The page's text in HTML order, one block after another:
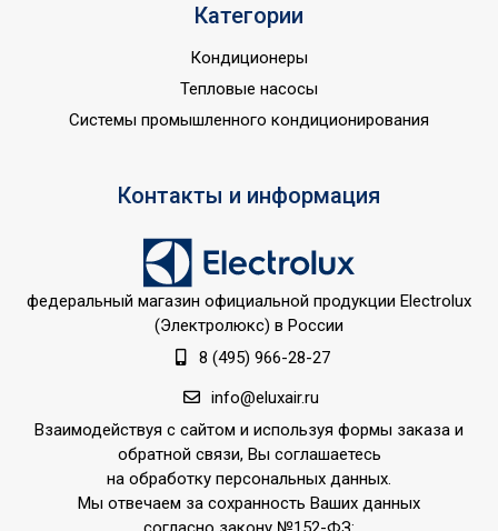
220 - 240
Монтаж на вент.
отверстие в стене
ПЛОЩАДЬ ПОМЕЩЕНИЯ
Материал корпуса
ABS пластик
Съемная передняя
Да
Область применения
Вентиляция
IPX4
Страна показа
Россия
Встроенный клапан
обратной тяги
Да
Категории
Кондиционеры
Тепловые насосы
Системы промышленного кондиционирования
Контакты и информация
федеральный магазин официальной продукции Electrolux
(Электролюкс) в России
8 (495) 966-28-27
info@eluxair.ru
Взаимодействуя с сайтом и используя формы заказа и
обратной связи, Вы соглашаетесь
на обработку персональных данных.
Мы отвечаем за сохранность Ваших данных